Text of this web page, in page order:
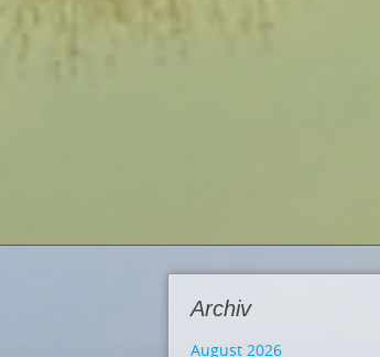
Archiv
August 2026